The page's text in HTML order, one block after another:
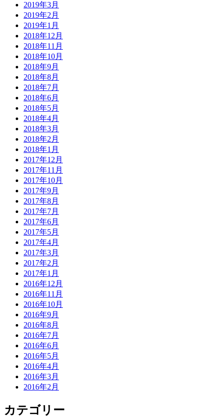
2019年3月
2019年2月
2019年1月
2018年12月
2018年11月
2018年10月
2018年9月
2018年8月
2018年7月
2018年6月
2018年5月
2018年4月
2018年3月
2018年2月
2018年1月
2017年12月
2017年11月
2017年10月
2017年9月
2017年8月
2017年7月
2017年6月
2017年5月
2017年4月
2017年3月
2017年2月
2017年1月
2016年12月
2016年11月
2016年10月
2016年9月
2016年8月
2016年7月
2016年6月
2016年5月
2016年4月
2016年3月
2016年2月
カテゴリー